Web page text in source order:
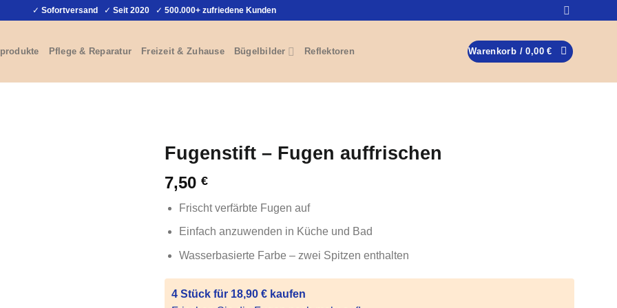
✓ Sofortversand ✓ Seit 2020 ✓ 500.000+ zufriedene Kunden
Pflege & Reparatur Freizeit & Zuhause Bügelbilder Reflektoren Warenkorb /0,00€
Fugenstift – Fugen auffrischen
7,50 €
Frischt verfärbte Fugen auf
Einfach anzuwenden in Küche und Bad
Wasserbasierte Farbe – zwei Spitzen enthalten
4 Stück für 18,90 € kaufen